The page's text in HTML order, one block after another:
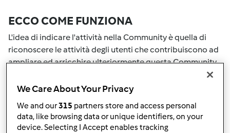
ECCO COME FUNZIONA
L'idea di indicare l'attività nella Community è quella di
riconoscere le attività degli utenti che contribuiscono ad
ampliare ed arricchire ulteriormente questa Community.
ricompensate con dei punti. Con il raggiungimento di
successivo. Il numero all'interno del grembiule accanto al
tuo nome Utente indicherà il tuo grado attuale.
We Care About Your Privacy
We and our315 partners store and access personal
data, like browsing data or unique identifiers, on your
device. Selecting I Accept enables tracking